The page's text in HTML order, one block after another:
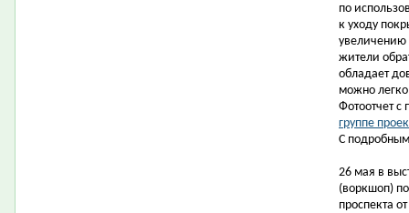
по
к уходу
увеличению
жители
обладает
можно
Фотоотчет
группе
С
26 мая в
(воркшоп)
проспекта